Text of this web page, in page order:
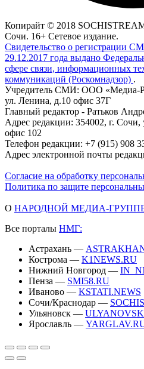
Копирайт © 2018
Сочи. 16+ Сетевое издание.
Свидетельство о
29.12.2017 года выдано
сфере связи, информационных
коммуникаций (Роскомнадзор) .
Учредитель СМИ: ООО «Медиа-
ул. Ленина, д.10 офис 37Г
Главный редактор - Ратьков
Адрес редакции: 354002, г. Сочи,
офис 102
Телефон редакции: +7 (915) 908
Адрес электронной почты
Согласие на обработку
Политика по защите
О НАРОДНОЙ МЕДИА-
Все порталы НМГ:
Астрахань —
Кострома — K1NEWS.RU
Нижний Новгород —
Пенза — SMI58.RU
Иваново — KSTATI.NEWS
Сочи/Краснодар —
Ульяновск —
Ярославль —